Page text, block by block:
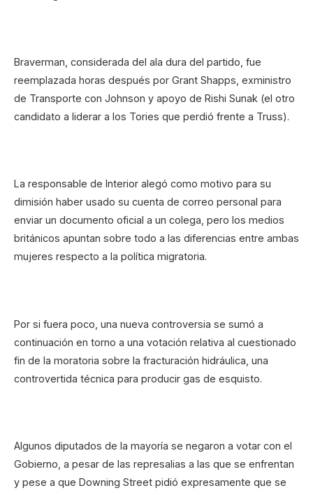
Braverman, considerada del ala dura del partido, fue
reemplazada horas después por Grant Shapps, exministro
de Transporte con Johnson y apoyo de Rishi Sunak (el otro
candidato a liderar a los Tories que perdió frente a Truss).
La responsable de Interior alegó como motivo para su
dimisión haber usado su cuenta de correo personal para
enviar un documento oficial a un colega, pero los medios
británicos apuntan sobre todo a las diferencias entre ambas
mujeres respecto a la política migratoria.
Por si fuera poco, una nueva controversia se sumó a
continuación en torno a una votación relativa al cuestionado
fin de la moratoria sobre la fracturación hidráulica, una
controvertida técnica para producir gas de esquisto.
Algunos diputados de la mayoría se negaron a votar con el
Gobierno, a pesar de las represalias a las que se enfrentan
y pese a que Downing Street pidió expresamente que se